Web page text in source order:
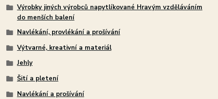
Výrobky jiných výrobců napytlíkované Hravým vzděláváním
do menších balení
Navlékání, provlékání a prošívání
Výtvarné, kreativní a materiál
Jehly
Šití a pletení
Navlékání a prošívání